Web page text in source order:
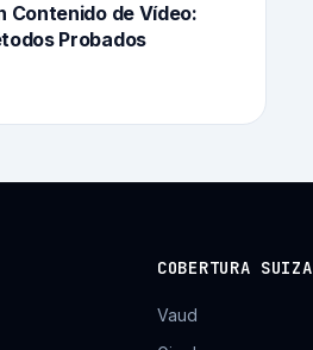
Contenido de Vídeo:
Probados
COBERTURA SUIZA
Vaud